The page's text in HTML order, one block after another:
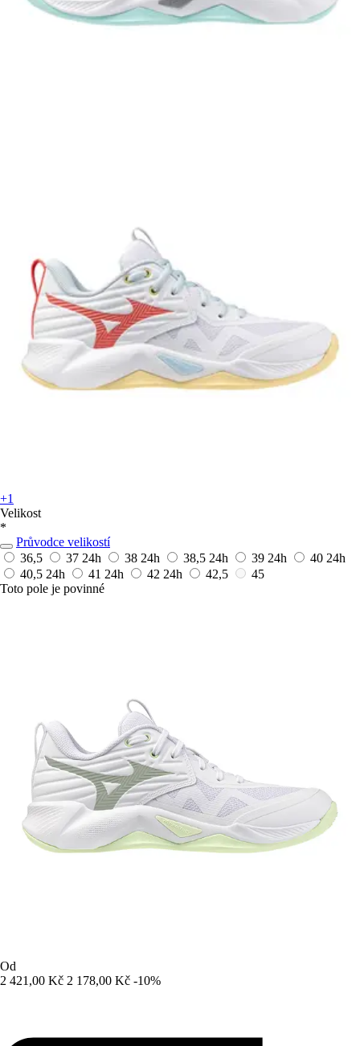
+1
Velikost
*
Průvodce velikostí
36,5
37 24h 38 24h 38,5 24h 39 24h 40 24h
40,5 24h 41 24h 42 24h 42,5
45
Toto pole je povinné
Od
2 421,00 Kč 2 178,00 Kč -10%